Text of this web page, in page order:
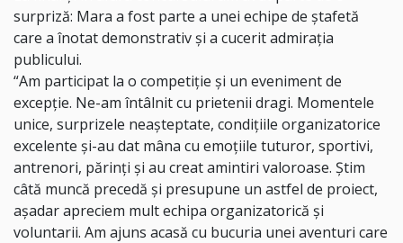
surpriză: Mara a fost parte a unei echipe de ștafetă
care a înotat demonstrativ și a cucerit admirația
publicului.
“Am participat la o competiție și un eveniment de
excepție. Ne-am întâlnit cu prietenii dragi. Momentele
unice, surprizele neașteptate, condițiile organizatorice
excelente și-au dat mâna cu emoțiile tuturor, sportivi,
antrenori, părinți și au creat amintiri valoroase. Știm
câtă muncă precedă și presupune un astfel de proiect,
așadar apreciem mult echipa organizatorică și
voluntarii. Am ajuns acasă cu bucuria unei aventuri care